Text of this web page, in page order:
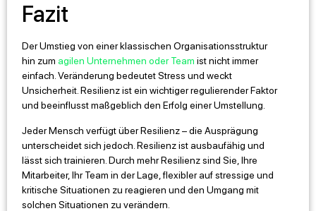
Fazit
Der Umstieg von einer klassischen Organisationsstruktur
hin zum agilen Unternehmen oder Team ist nicht immer
einfach. Veränderung bedeutet Stress und weckt
Unsicherheit. Resilienz ist ein wichtiger regulierender Faktor
und beeinflusst maßgeblich den Erfolg einer Umstellung.
Jeder Mensch verfügt über Resilienz – die Ausprägung
unterscheidet sich jedoch. Resilienz ist ausbaufähig und
lässt sich trainieren. Durch mehr Resilienz sind Sie, Ihre
Mitarbeiter, Ihr Team in der Lage, flexibler auf stressige und
kritische Situationen zu reagieren und den Umgang mit
solchen Situationen zu verändern.